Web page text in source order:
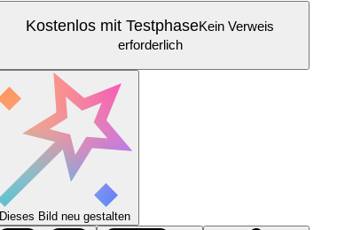
Kostenlos mit TestphaseKein Verweis
erforderlich
Dieses Bild neu gestalten